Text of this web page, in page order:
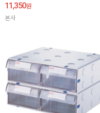
11,350원
본사